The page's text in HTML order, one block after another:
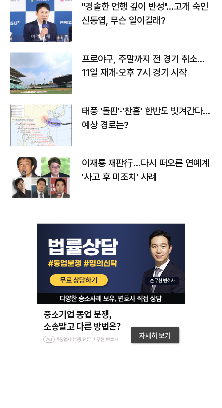
"경솔한 언행 깊이 반성"…고개 숙인
신동엽, 무슨 일이길래?
프로야구, 주말까지 전 경기 취소…
11일 재개·오후 7시 경기 시작
태풍 '돌핀'·'찬홈' 한반도 빗겨간다…
예상 경로는?
이재룡 재판行…다시 떠오른 연예계
'사고 후 미조치' 사례